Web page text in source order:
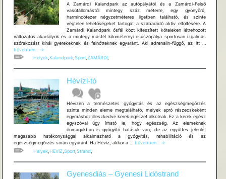
A Zamárdi Kalandpark az autópályától és a Zamárdi-Felső
vasútállomástól mintegy száz méterre, egy gyönyörű,
harmincötezer négyzetméteres ligetben található, és szinte
végtelen lehetőségeket tartogat a szabadidő aktív eltöltésére. A
Zamárdi Kalandpark ősfái közt kifeszített köteleken létrehozott
változatos akadályok és a mintegy másfél kilométernyi csúszópálya sportosan izgalmas
szórakozást kínál gyerekeknek és felnőtteknek egyaránt. Aki adrenalin-függő, az itt …
bővebben...
→
Helyek,Kalandpark,Sport,ZAMÁRDI,
Hévízi-tó
Hévízen a természetes gyógyítás és az egészségmegőrzés
szinte minden eleme megtalálható, melyek apró részecskeként
egymáshoz illeszkedve kerek egészet alkotnak. Ez a kerek egész
egyszóval úgy írható le, hogy egészség. Az elemeknek
önmagukban is gyógyító hatásuk van, de az együttes jelenlét
magasabb hatékonysággal alkalmazható a gyógyítás, rehabilitáció és az
egészségmegőrzés során egyaránt. Ha Hévíz, akkor a … Hévízi-
bővebben...
→
Helyek, HEVIZ Sport, Strand
Gyenesdiás – Gyenesi Lidóstrand